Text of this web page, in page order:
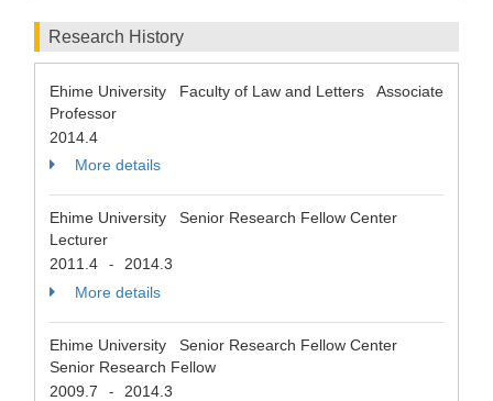
Research History
Ehime University Faculty of Law and Letters Associate
Professor
2014.4
More details
Ehime University Senior Research Fellow Center
Lecturer
2011.4
-
2014.3
More details
Ehime University Senior Research Fellow Center
Senior Research Fellow
2009.7
-
2014.3